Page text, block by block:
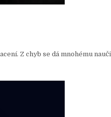
Z chyb se dá mnohému